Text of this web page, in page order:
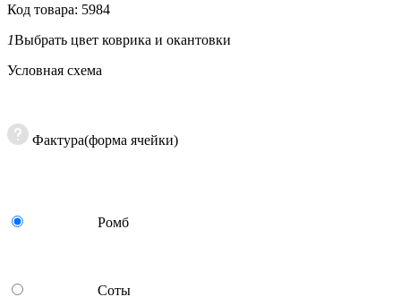
Код товара: 5984
1Выбрать цвет коврика и окантовки
Условная схема
Фактура(форма ячейки)
Ромб
Соты